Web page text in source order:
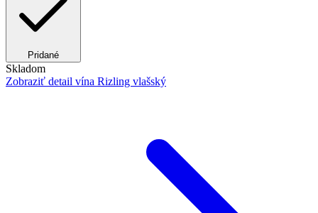
Pridané
Skladom
Zobraziť detail vína Rizling vlašský